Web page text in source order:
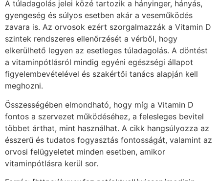
A túladagolás jelei közé tartozik a hányinger, hányás,
gyengeség és súlyos esetben akár a veseműködés
zavara is. Az orvosok ezért szorgalmazzák a Vitamin D
szintek rendszeres ellenőrzését a vérből, hogy
elkerülhető legyen az esetleges túladagolás. A döntést
a vitaminpótlásról mindig egyéni egészségi állapot
figyelembevételével és szakértői tanács alapján kell
meghozni.
Összességében elmondható, hogy míg a Vitamin D
fontos a szervezet működéséhez, a felesleges bevitel
többet árthat, mint használhat. A cikk hangsúlyozza az
ésszerű és tudatos fogyasztás fontosságát, valamint az
orvosi felügyeletet minden esetben, amikor
vitaminpótlásra kerül sor.